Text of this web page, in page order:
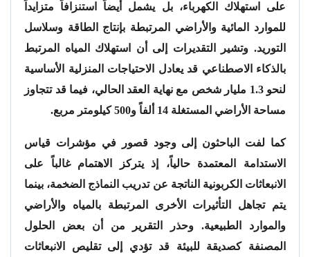
على استهلاك الكهرباء، بل يشمل أيضاً استنزافاً متزايداً
للموارد المائية والأراضي المرتبطة بإنتاج الطاقة وسلاسل
التوريد. وتشير التقديرات إلى أن استهلاك المياه المرتبط
بالذكاء الاصطناعي قد يعادل الاحتياجات المنزلية الأساسية
لنحو 1.3 مليار شخص مع نهاية العقد الحالي، فيما قد تتجاوز
مساحة الأراضي المستغلة 14 ألفاً و500 كيلومتر مربع.
كما لفت الباحثون إلى وجود قصور في مؤشرات قياس
الاستدامة المعتمدة حالياً، إذ يتركز الاهتمام غالباً على
الانبعاثات الكربونية الناتجة عن تدريب النماذج الضخمة، بينما
يتم تجاهل التأثيرات الأخرى المرتبطة بالمياه والأراضي
والموارد الطبيعية. وحذر التقرير من أن بعض الحلول
المصنفة كصديقة للبيئة قد تؤدي إلى تقليص الانبعاثات